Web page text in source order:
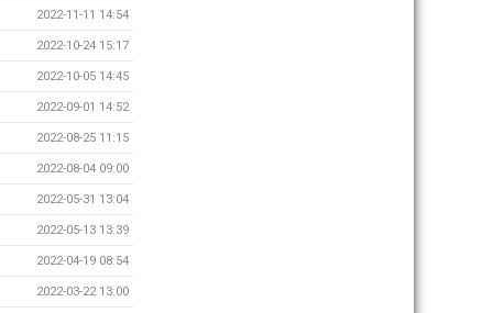
2022-11-11 14:54
2022-10-24 15:17
2022-10-05 14:45
2022-09-01 14:52
2022-08-25 11:15
2022-08-04 09:00
2022-05-31 13:04
2022-05-13 13:39
2022-04-19 08:54
2022-03-22 13:00